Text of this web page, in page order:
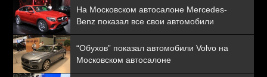
На Московском автосалоне Mercedes-
Benz показал все свои автомобили
“Обухов” показал автомобили Volvo на
Московском автосалоне